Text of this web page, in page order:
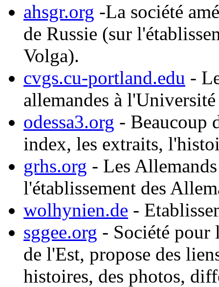
ahsgr.org -La société
de Russie (sur
Volga).
cvgs.cu-portland.edu -
allemandes à
odessa3.org - Beaucoup
index, les extraits,
grhs.org - Les
l'établissement des
wolhynien.de -
sggee.org - Société pour
de l'Est, propose des
histoires, des photos,